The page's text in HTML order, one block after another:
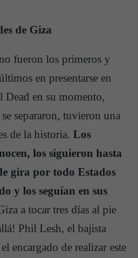
de Giza
fueron los primeros y
en presentarse en
Dead en su momento,
separaron, tuvieron una
de la historia. Los
los siguieron hasta
gira por todo Estados
y los seguían en sus
a tocar tres días al pie
Phil Lesh, el bajista
encargado de realizar este